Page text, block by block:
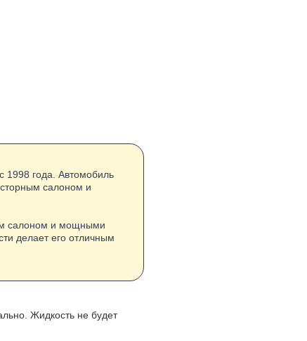
1998 года. Автомобиль
салоном и
салоном и мощными
делает его отличным
Жидкость не будет